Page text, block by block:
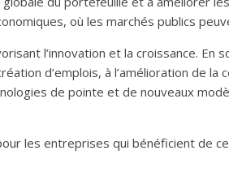
où les marchés publics
l’innovation et la croissance.
d’emplois, à l’amélioration de
de pointe et de nouveaux
les entreprises qui bénéficient de